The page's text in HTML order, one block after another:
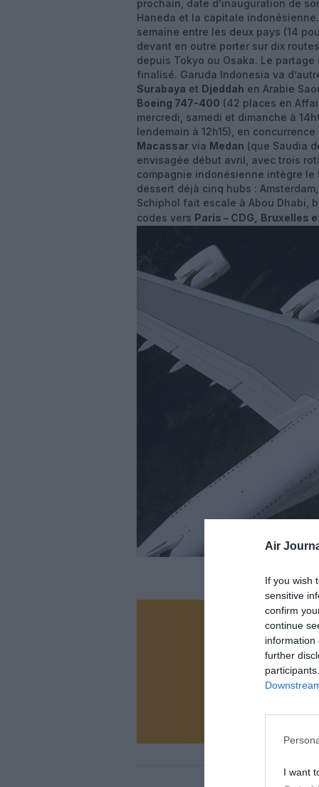
Air
If you wish
sensitive
confirm
continue
information
further
I want
prochain, date d’inauguration de
Haneda et la capitale
semaine entre les deux pays (14
devant en outre porter sur dix
depuis Tokyo ou Osaka. Le
finalisé. Garuda Indonesia va
Surabaya et Djeddah en Arabie
Boeing 747-400 (42 places en
mercredi, samedi et dimanche à
lendemain à 12h15), en concurrence
Macassar via Medan (que Saudia
envisagée début avril, avec trois
compagnie indonésienne intègre le
dessert déjà cinq hubs :
Schiphol fait escale à Abou Dhabi,
codes vers Paris – CDG, Bruxelles
Vous